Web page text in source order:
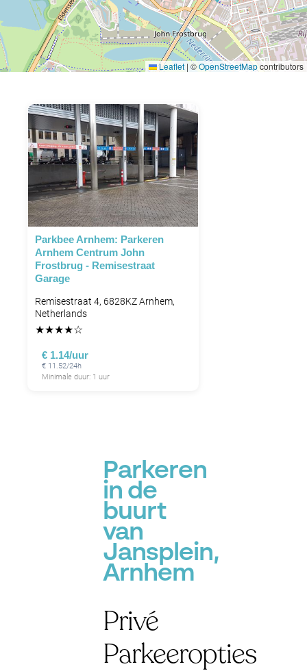
Leaflet | ©OpenStreetMapcontributors
Parkbee Arnhem: Parkeren
Arnhem Centrum John
Frostbrug - Remisestraat
Garage
Remisestraat 4, 6828KZ Arnhem,
Netherlands
★★★★☆
€ 1.14/uur
€ 11.52/24h
Minimale duur: 1 uur
Parkeren
in de
buurt
van
Jansplein,
Arnhem
Privé
Parkeeropties